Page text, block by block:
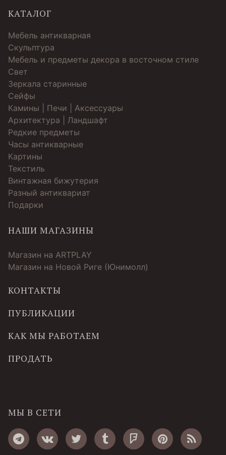
КАТАЛОГ
Мебель антикварная
Скульптура
Мебель и предметы декора в восточном стиле
Свет
Зеркала старинные
Cейфы
Камины | Печи | Аксессуары
Архитектура | Ландшафт
Редкие предметы
Часы антикварные
Картины
Текстиль
Винтажная бижутерия
Разный антиквариат
Подарки
НАШИ МАГАЗИНЫ
Магазин на ARTPLAY
Магазин на Новой Риге (Юнимолл)
КОНТАКТЫ
ПУБЛИКАЦИИ
КАК МЫ РАБОТАЕМ
ПРОДАТЬ
МЫ В СЕТИ